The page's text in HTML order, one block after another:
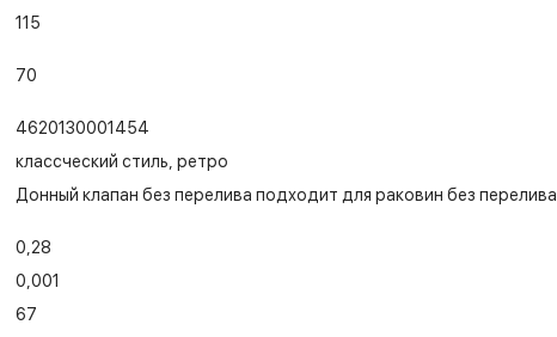
115
70
4620130001454
классческий стиль, ретро
Донный клапан без перелива подходит для раковин без перелива
0,28
0,001
67